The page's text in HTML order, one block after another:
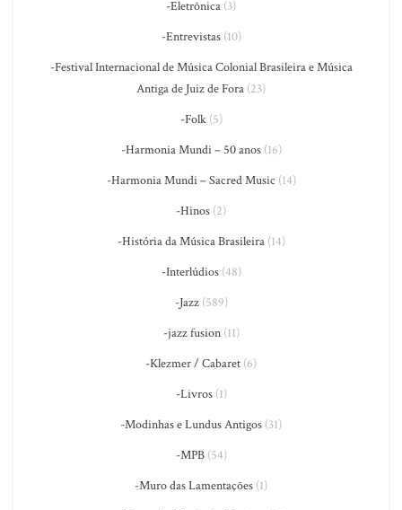
-Eletrônica (3)
-Entrevistas(10)
-Festival Internacional de Música Colonial Brasileira e Música
Antiga de Juiz de Fora (23)
-Folk(5)
-Harmonia Mundi – 50 anos(16)
-Harmonia Mundi – Sacred Music (14)
-Hinos (2)
-História da Música Brasileira(14)
-Interlúdios(48)
-Jazz(589)
-jazz fusion(11)
-Klezmer / Cabaret (6)
-Livros(1)
-Modinhas e Lundus Antigos (31)
-MPB(54)
-Muro das Lamentações (1)